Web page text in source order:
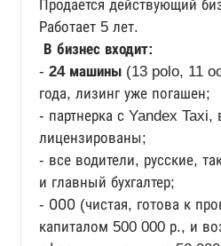
Продается действующий
Работает 5 лет.
В бизнес входит:
- 24 машины (13 polo, 11
года, лизинг уже погашен;
- партнерка с Yandex
лицензированы;
- все водители, русские,
и главный бухгалтер;
- ООО (чистая, готова к
капиталом 500 000 р., и